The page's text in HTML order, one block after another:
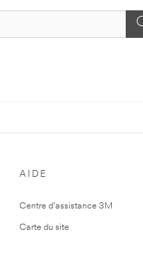
AIDE
Centre d'assistance 3M
Carte du site